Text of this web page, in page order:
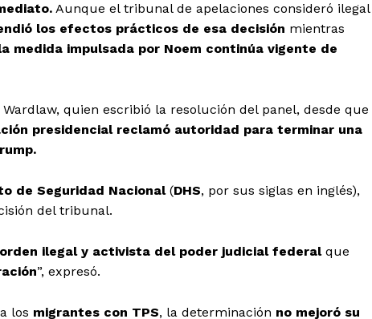
Aunque el tribunal de apelaciones consideró ilegal
los efectos prácticos de esa decisión mientras
medida impulsada por Noem continúa vigente de
quien escribió la resolución del panel, desde que
presidencial reclamó autoridad para terminar una
de Seguridad Nacional(DHS, por sus siglas en inglés),
del tribunal.
ilegal y activista del poder judicial federalque
”, expresó.
los migrantes con TPS, la determinación no mejoró su